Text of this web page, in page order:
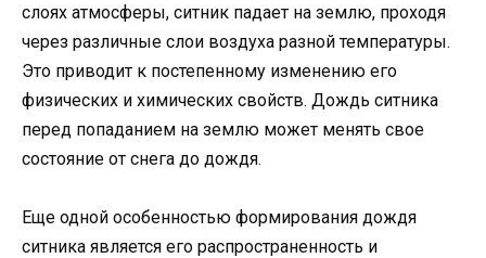
слоях атмосферы, ситник падает на землю, проходя
через различные слои воздуха разной температуры.
Это приводит к постепенному изменению его
физических и химических свойств. Дождь ситника
перед попаданием на землю может менять свое
состояние от снега до дождя.
Еще одной особенностью формирования дождя
ситника является его распространенность и